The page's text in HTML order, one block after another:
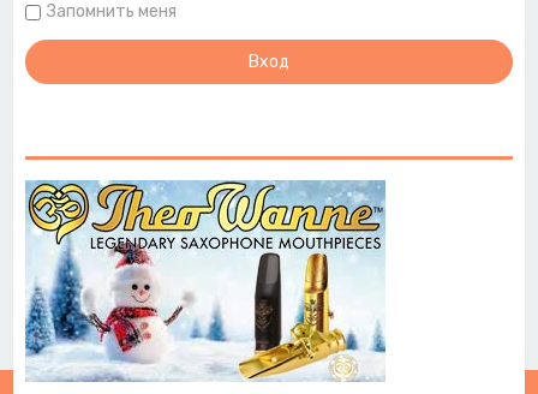
Запомнить меня